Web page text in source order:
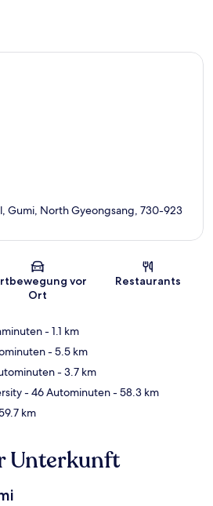
Karte
Gumi, North Gyeongsang, 730-923
vor
Ort
Restaurants
- 1.1 km
- 5.5 km
- 3.7 km
- 46 Autominuten- 58.3 km
km
Unterkunft